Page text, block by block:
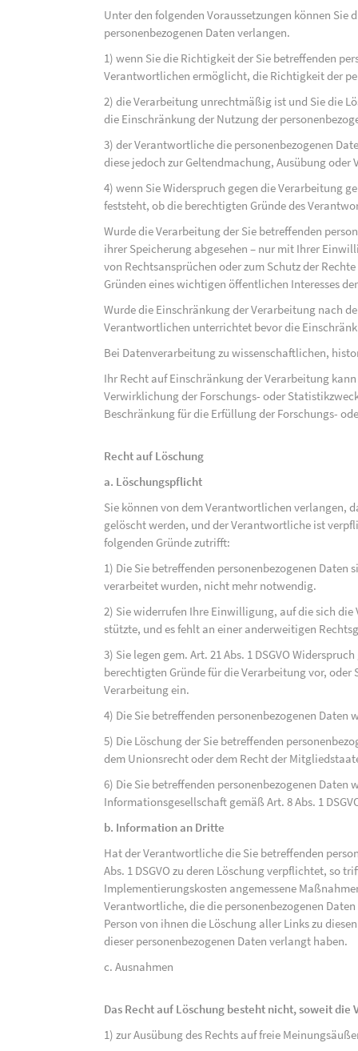
Unter den folgenden Voraussetzungen können
personenbezogenen Daten verlangen.
1) wenn Sie die Richtigkeit der Sie betreffenden
Verantwortlichen ermöglicht, die Richtigkeit der
2) die Verarbeitung unrechtmäßig ist und Sie die
die Einschränkung der Nutzung der
3) der Verantwortliche die personenbezogenen
diese jedoch zur Geltendmachung, Ausübung
4) wenn Sie Widerspruch gegen die Verarbeitung
feststeht, ob die berechtigten Gründe des
Wurde die Verarbeitung der Sie betreffenden
ihrer Speicherung abgesehen – nur mit Ihrer
von Rechtsansprüchen oder zum Schutz der
Gründen eines wichtigen öffentlichen Interesses
Wurde die Einschränkung der Verarbeitung nach
Verantwortlichen unterrichtet bevor die
Bei Datenverarbeitung zu wissenschaftlichen,
Ihr Recht auf Einschränkung der Verarbeitung
Verwirklichung der Forschungs- oder
Beschränkung für die Erfüllung der Forschungs-
Recht auf Löschung
a. Löschungspflicht
Sie können von dem Verantwortlichen verlangen,
gelöscht werden, und der Verantwortliche ist
folgenden Gründe zutrifft:
1) Die Sie betreffenden personenbezogenen Daten
verarbeitet wurden, nicht mehr notwendig.
2) Sie widerrufen Ihre Einwilligung, auf die sich die
stützte, und es fehlt an einer anderweitigen
3) Sie legen gem. Art. 21 Abs. 1 DSGVO
berechtigten Gründe für die Verarbeitung vor, oder
Verarbeitung ein.
4) Die Sie betreffenden personenbezogenen
5) Die Löschung der Sie betreffenden
dem Unionsrecht oder dem Recht der
6) Die Sie betreffenden personenbezogenen Daten
Informationsgesellschaft gemäß Art. 8 Abs. 1
b. Information an Dritte
Hat der Verantwortliche die Sie betreffenden
Abs. 1 DSGVO zu deren Löschung verpflichtet, so
Implementierungskosten angemessene
Verantwortliche, die die personenbezogenen
Person von ihnen die Löschung aller Links zu
dieser personenbezogenen Daten verlangt haben.
c. Ausnahmen
Das Recht auf Löschung besteht nicht, soweit
1) zur Ausübung des Rechts auf freie